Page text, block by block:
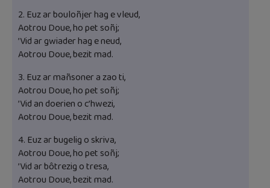
2. Euz ar bouloñjer hag e vleud,
Aotrou Doue, ho pet soñj;
’Vid ar gwiader hag e neud,
Aotrou Doue, bezit mad.
3. Euz ar mañsoner a zao ti,
Aotrou Doue, ho pet soñj;
’Vid an doerien o c’hwezi,
Aotrou Doue, bezit mad.
4. Euz ar bugelig o skriva,
Aotrou Doue, ho pet soñj;
’Vid ar bôtrezig o tresa,
Aotrou Doue, bezit mad.